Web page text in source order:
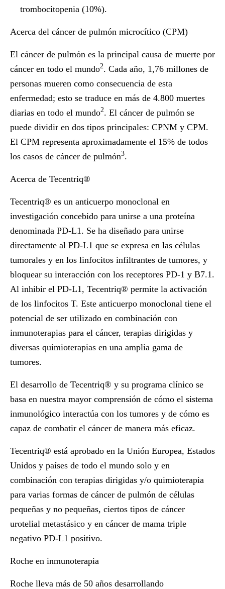
trombocitopenia (10%).
Acerca del cáncer de pulmón microcítico (CPM)
El cáncer de pulmón es la principal causa de muerte por
cáncer en todo el mundo2. Cada año, 1,76 millones de
personas mueren como consecuencia de esta
enfermedad; esto se traduce en más de 4.800 muertes
diarias en todo el mundo2. El cáncer de pulmón se
puede dividir en dos tipos principales: CPNM y CPM.
El CPM representa aproximadamente el 15% de todos
los casos de cáncer de pulmón3.
Acerca de Tecentriq®
Tecentriq® es un anticuerpo monoclonal en
investigación concebido para unirse a una proteína
denominada PD-L1. Se ha diseñado para unirse
directamente al PD-L1 que se expresa en las células
tumorales y en los linfocitos infiltrantes de tumores, y
bloquear su interacción con los receptores PD-1 y B7.1.
Al inhibir el PD-L1, Tecentriq® permite la activación
de los linfocitos T. Este anticuerpo monoclonal tiene el
potencial de ser utilizado en combinación con
inmunoterapias para el cáncer, terapias dirigidas y
diversas quimioterapias en una amplia gama de
tumores.
El desarrollo de Tecentriq® y su programa clínico se
basa en nuestra mayor comprensión de cómo el sistema
inmunológico interactúa con los tumores y de cómo es
capaz de combatir el cáncer de manera más eficaz.
Tecentriq® está aprobado en la Unión Europea, Estados
Unidos y países de todo el mundo solo y en
combinación con terapias dirigidas y/o quimioterapia
para varias formas de cáncer de pulmón de células
pequeñas y no pequeñas, ciertos tipos de cáncer
urotelial metastásico y en cáncer de mama triple
negativo PD-L1 positivo.
Roche en inmunoterapia
Roche lleva más de 50 años desarrollando